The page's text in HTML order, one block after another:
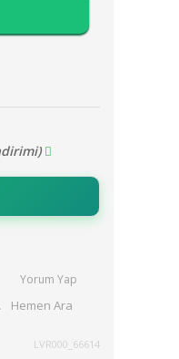
Yorum Yap
Hemen Ara
LVR000_66614